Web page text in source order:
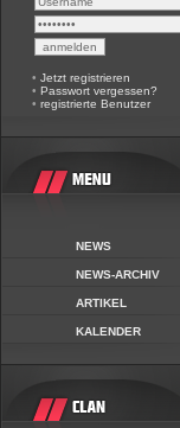
• Jetzt registrieren
• Passwort vergessen?
• registrierte Benutzer
NEWS
NEWS-ARCHIV
ARTIKEL
KALENDER